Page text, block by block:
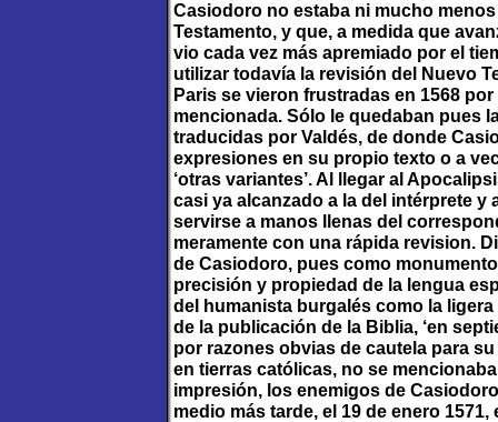
Casiodoro no estaba ni mucho
Testamento, y que, a medida que
vio cada vez más apremiado por el
utilizar todavía la revisión del Nuevo
Paris se vieron frustradas en 1568
mencionada. Sólo le quedaban pues
traducidas por Valdés, de donde
expresiones en su propio texto o a
‘otras variantes’. Al llegar al
casi ya alcanzado a la del intérprete
servirse a manos llenas del
meramente con una rápida revision.
de Casiodoro, pues como
precisión y propiedad de la lengua
del humanista burgalés como la
de la publicación de la Biblia, ‘en
por razones obvias de cautela para
en tierras católicas, no se
impresión, los enemigos de
medio más tarde, el 19 de enero